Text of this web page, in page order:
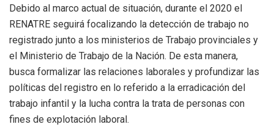
Debido al marco actual de situación, durante el 2020 el
RENATRE seguirá focalizando la detección de trabajo no
registrado junto a los ministerios de Trabajo provinciales y
el Ministerio de Trabajo de la Nación. De esta manera,
busca formalizar las relaciones laborales y profundizar las
políticas del registro en lo referido a la erradicación del
trabajo infantil y la lucha contra la trata de personas con
fines de explotación laboral.